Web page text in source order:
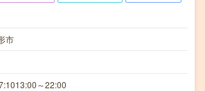
市
～22:00